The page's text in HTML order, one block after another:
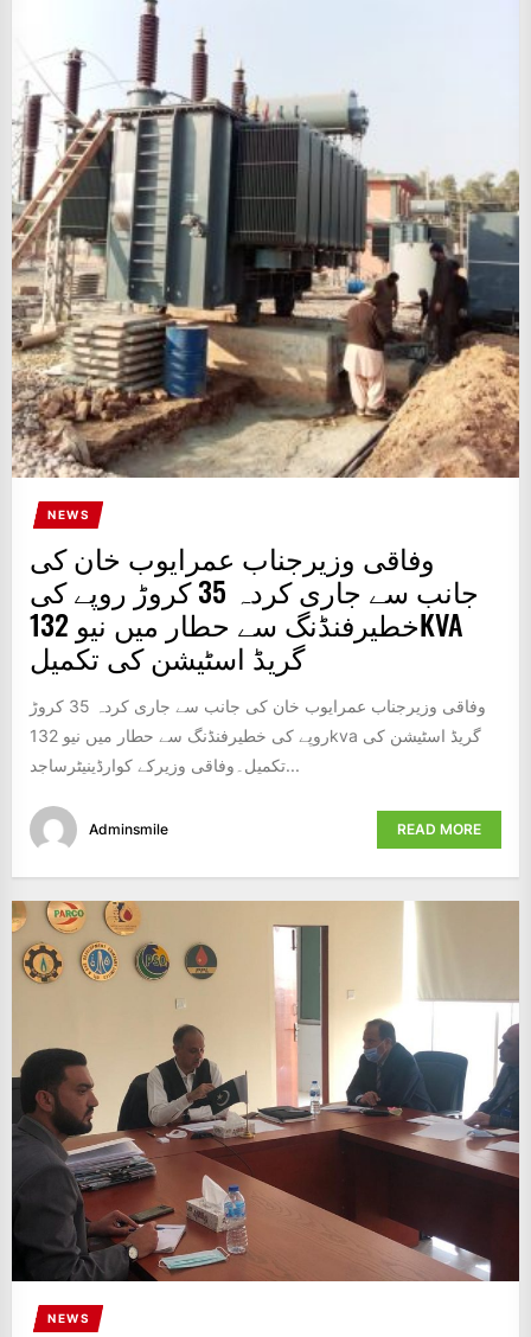
NEWS
UPDATE,
CURRENT
AFFAIRS
&
ENTERTAINMENT
SHOWS
NEWS
وفاقی وزیرجناب عمرایوب خان کی
جانب سے جاری کردہ 35 کروڑ روپے کی
خطیرفنڈنگ سے حطار میں نیو 132KVA
گریڈ اسٹیشن کی تکمیل
وفاقی وزیرجناب عمرایوب خان کی جانب سے جاری کردہ 35 کروڑ
روپے کی خطیرفنڈنگ سے حطار میں نیو 132kva گریڈ اسٹیشن کی
تکمیل۔وفاقی وزیرکے کوارڈینیٹرساجد...
Adminsmile READ MORE
NEWS